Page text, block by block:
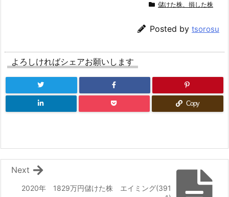
儲けた株、損した株
Posted by tsorosu
よろしければシェアお願いします
Copy
2020年 1829万円儲けた株 エイミング(391
Next